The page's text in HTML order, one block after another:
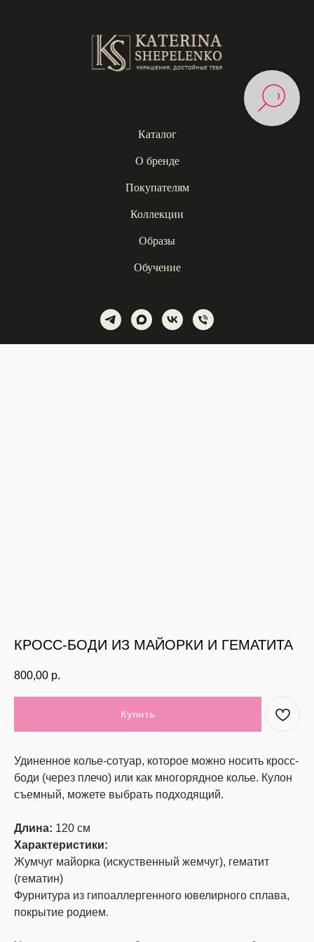
Каталог
О бренде
Покупателям
Коллекции
Образы
Обучение
КРОСС-БОДИ ИЗ МАЙОРКИ И ГЕМАТИТА
800,00 р.
Купить
Удиненное колье-сотуар, которое можно носить кросс-
боди (через плечо) или как многорядное колье. Кулон
съемный, можете выбрать подходящий.
Длина: 120 см
Характеристики:
Жумчуг майорка (искуственный жемчуг), гематит
(гематин)
Фурнитура из гипоаллергенного ювелирного сплава,
покрытие родием.